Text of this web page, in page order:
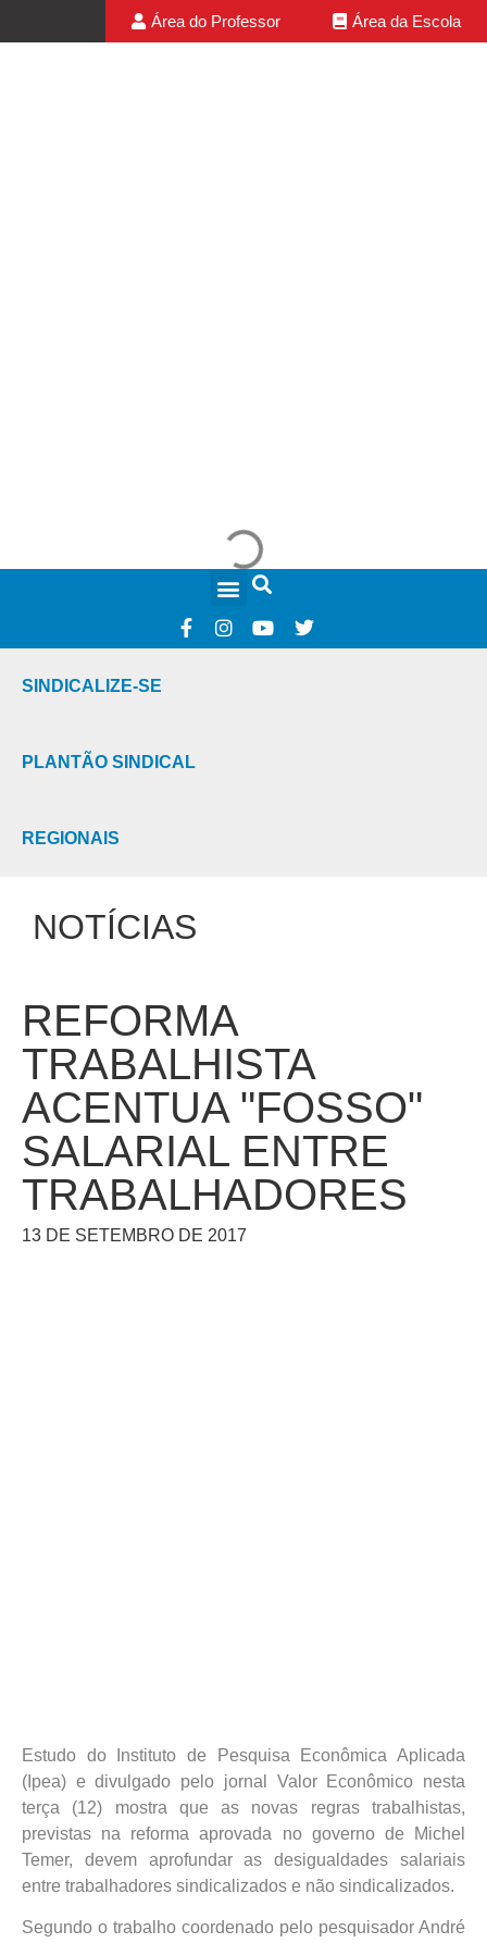
Área do Professor Área da Escola
SINDICALIZE-SE
PLANTÃO SINDICAL
REGIONAIS
NOTÍCIAS
REFORMA
TRABALHISTA
ACENTUA "FOSSO"
SALARIAL ENTRE
TRABALHADORES
13 DE SETEMBRO DE 2017
Estudo do Instituto de Pesquisa Econômica Aplicada
(Ipea) e divulgado pelo jornal Valor Econômico nesta
terça (12) mostra que as novas regras trabalhistas,
previstas na reforma aprovada no governo de Michel
Temer, devem aprofundar as desigualdades salariais
entre trabalhadores sindicalizados e não sindicalizados.
Segundo o trabalho coordenado pelo pesquisador André